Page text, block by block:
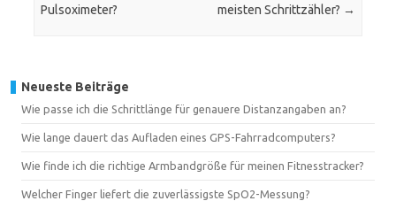
Pulsoximeter?
meisten Schrittzähler? →
Neueste Beiträge
Wie passe ich die Schrittlänge für genauere Distanzangaben an?
Wie lange dauert das Aufladen eines GPS-Fahrradcomputers?
Wie finde ich die richtige Armbandgröße für meinen Fitnesstracker?
Welcher Finger liefert die zuverlässigste SpO2-Messung?